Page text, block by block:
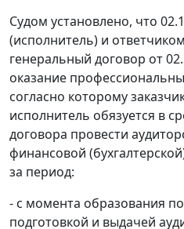
Судом установлено, что
(исполнитель) и
генеральный договор от
оказание
согласно которому
исполнитель обязуется в
договора провести
финансовой
за период:
- с момента образования
подготовкой и выдачей